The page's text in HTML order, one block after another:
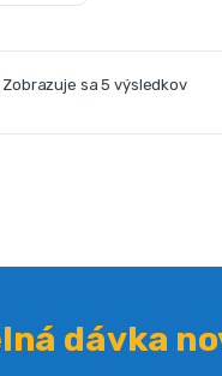
Zobrazuje sa 5 výsledkov
dávka